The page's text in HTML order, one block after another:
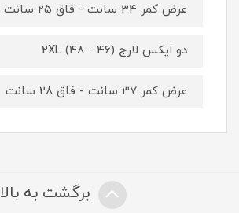
عرض کمر 34 سانت - فاق 25 سانت
دو ایکس لارج 2XL (48 - 46)
عرض کمر 37 سانت - فاق 28 سانت
برگشت به بالا